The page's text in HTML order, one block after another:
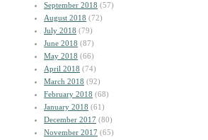
September 2018 (57)
August 2018 (72)
July 2018 (79)
June 2018 (87)
May 2018 (66)
April 2018 (74)
March 2018 (92)
February 2018 (68)
January 2018 (61)
December 2017 (80)
November 2017 (65)